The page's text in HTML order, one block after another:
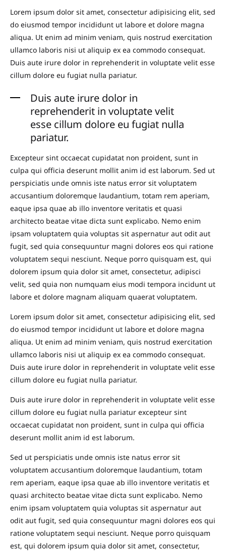
Lorem ipsum dolor sit amet, consectetur adipisicing elit, sed
do eiusmod tempor incididunt ut labore et dolore magna
aliqua. Ut enim ad minim veniam, quis nostrud exercitation
ullamco laboris nisi ut aliquip ex ea commodo consequat.
Duis aute irure dolor in reprehenderit in voluptate velit esse
cillum dolore eu fugiat nulla pariatur.
Duis aute irure dolor in
reprehenderit in voluptate velit
esse cillum dolore eu fugiat nulla
pariatur.
Excepteur sint occaecat cupidatat non proident, sunt in
culpa qui officia deserunt mollit anim id est laborum. Sed ut
perspiciatis unde omnis iste natus error sit voluptatem
accusantium doloremque laudantium, totam rem aperiam,
eaque ipsa quae ab illo inventore veritatis et quasi
architecto beatae vitae dicta sunt explicabo. Nemo enim
ipsam voluptatem quia voluptas sit aspernatur aut odit aut
fugit, sed quia consequuntur magni dolores eos qui ratione
voluptatem sequi nesciunt. Neque porro quisquam est, qui
dolorem ipsum quia dolor sit amet, consectetur, adipisci
velit, sed quia non numquam eius modi tempora incidunt ut
labore et dolore magnam aliquam quaerat voluptatem.
Lorem ipsum dolor sit amet, consectetur adipisicing elit, sed
do eiusmod tempor incididunt ut labore et dolore magna
aliqua. Ut enim ad minim veniam, quis nostrud exercitation
ullamco laboris nisi ut aliquip ex ea commodo consequat.
Duis aute irure dolor in reprehenderit in voluptate velit esse
cillum dolore eu fugiat nulla pariatur.
Duis aute irure dolor in reprehenderit in voluptate velit esse
cillum dolore eu fugiat nulla pariatur excepteur sint
occaecat cupidatat non proident, sunt in culpa qui officia
deserunt mollit anim id est laborum.
Sed ut perspiciatis unde omnis iste natus error sit
voluptatem accusantium doloremque laudantium, totam
rem aperiam, eaque ipsa quae ab illo inventore veritatis et
quasi architecto beatae vitae dicta sunt explicabo. Nemo
enim ipsam voluptatem quia voluptas sit aspernatur aut
odit aut fugit, sed quia consequuntur magni dolores eos qui
ratione voluptatem sequi nesciunt. Neque porro quisquam
est, qui dolorem ipsum quia dolor sit amet, consectetur,